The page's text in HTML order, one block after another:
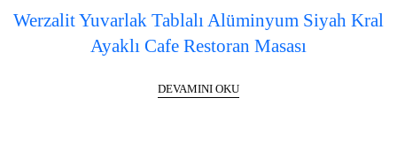
Werzalit Yuvarlak Tablalı Alüminyum Siyah Kral
Ayaklı Cafe Restoran Masası
DEVAMINI OKU